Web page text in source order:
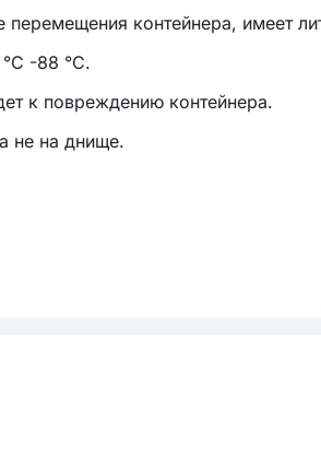
контейнера, имеет
°С -88 °С.
к повреждению контейнера.
не на днище.